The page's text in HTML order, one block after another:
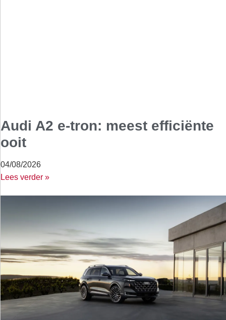
Audi A2 e-tron: meest efficiënte
ooit
04/08/2026
Lees verder »